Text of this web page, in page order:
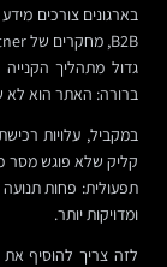
בארגונים צורכים
גדול מתהליך
ברורה: האתר הוא לא
במקביל, עלויות
קליק שלא פוגש מסר
תפעולית: פחות תנועה
ומדויקות יותר.
לזה צריך להוסיף את